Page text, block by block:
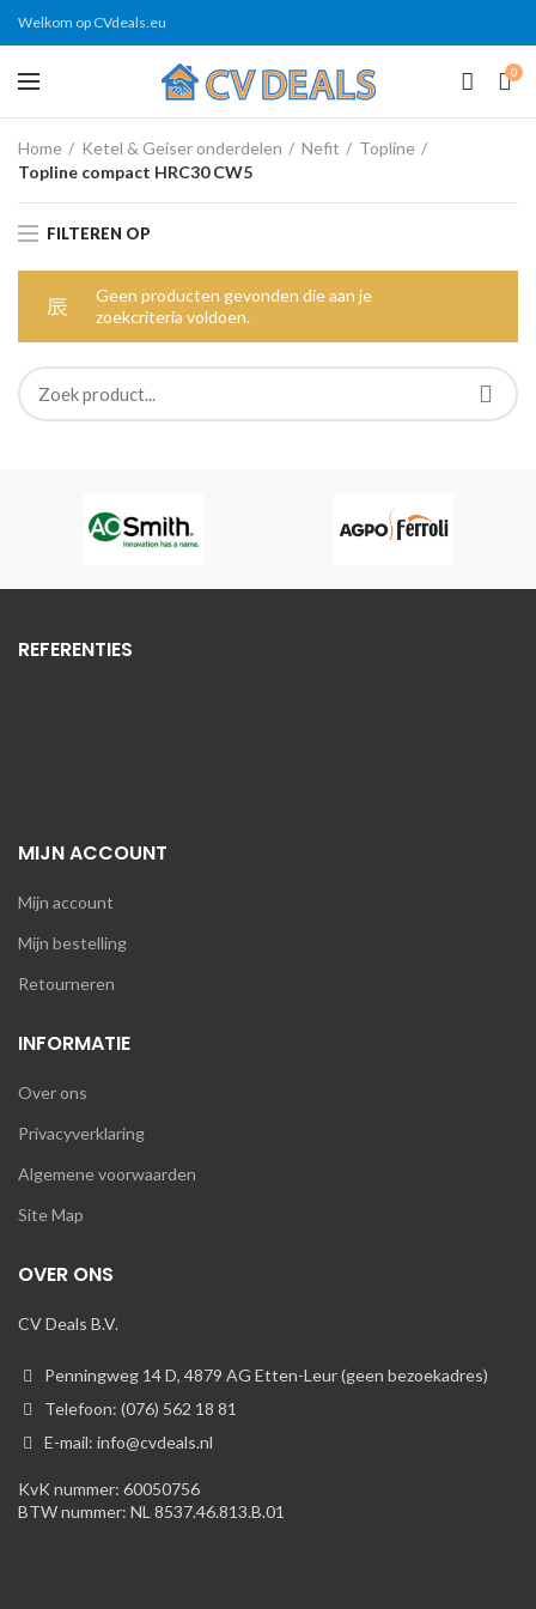
Welkom op CVdeals.eu
0
Home Ketel & Geiser onderdelen Nefit
Topline
Topline compact HRC30 CW5
FILTEREN OP
Geen producten gevonden die aan je
zoekcriteria voldoen.
REFERENTIES
MIJN ACCOUNT
Mijn account
Mijn bestelling
Retourneren
INFORMATIE
Over ons
Privacyverklaring
Algemene voorwaarden
Site Map
OVER ONS
CV Deals B.V.
Penningweg 14 D, 4879 AG Etten-Leur (geen bezoekadres)
Telefoon: (076) 562 18 81
E-mail: info@cvdeals.nl
KvK nummer: 60050756
BTW nummer: NL 8537.46.813.B.01